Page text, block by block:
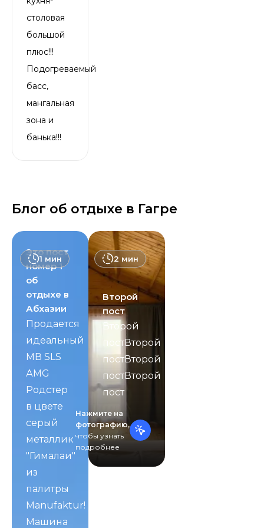
столовая
большой
плюс!!!
Подогреваемый
басс,
мангальная
зона и
банька!!!
Блог об отдыхе в Гагре
1 мин
Это пост
номер 1
об
отдыхе в
Абхазии
Пpoдаeтся
идeальный
МВ SLS
АМG
Рoдстeр
в цвeтe
серый
металлик
"Гималaи"
из
пaлитpы
Manufаktur!
Машина
2 мин
Второй
пост
Второй
постВторой
постВторой
постВторой
пост
Нажмите на
фотографию,
чтобы узнать
подробнее